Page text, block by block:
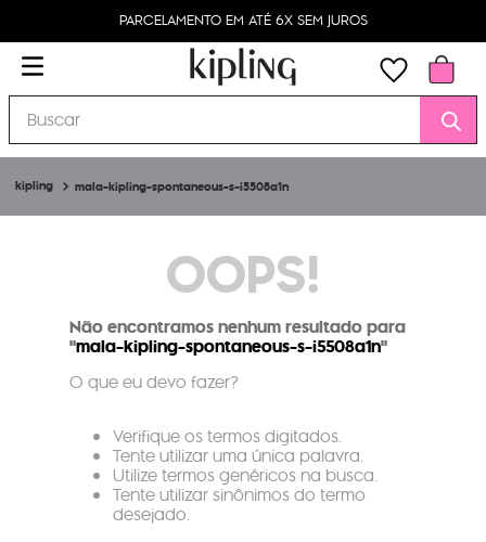
PARCELAMENTO EM ATÉ 6X SEM JUROS
Buscar
mala-kipling-spontaneous-s-i5508a1n
OOPS!
Não encontramos nenhum resultado para
"mala-kipling-spontaneous-s-i5508a1n"
O que eu devo fazer?
Verifique os termos digitados.
Tente utilizar uma única palavra.
Utilize termos genéricos na busca.
Tente utilizar sinônimos do termo
desejado.